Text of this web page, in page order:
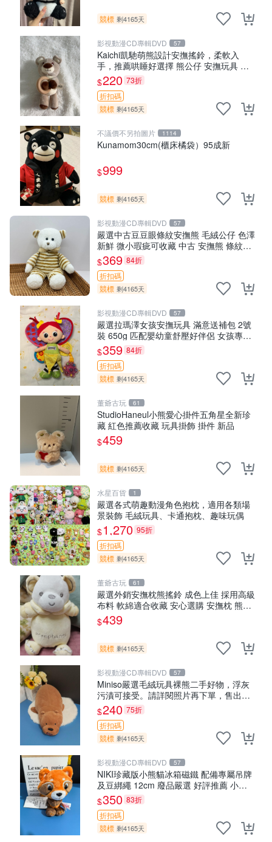
競標 剩4165天
影視動漫CD專輯DVD 57
Kaichi凱馳萌熊設計安撫搖鈴，柔軟入
手，推薦哄睡好選擇 熊公仔 安撫玩具 喂
食環
$220 73折
折扣碼
競標 剩4165天
不議價不另拍圖片 1114
Kunamom30cm(櫃床橘袋）95成新
$999
競標 剩4165天
影視動漫CD專輯DVD 57
嚴選中古豆豆眼條紋安撫熊 毛絨公仔 色澤
新鮮 微小瑕疵可收藏 中古 安撫熊 條紋公
仔
$369 84折
折扣碼
競標 剩4165天
影視動漫CD專輯DVD 57
嚴選拉瑪澤女孩安撫玩具 滿意送補包 2號
裝 650g 匹配嬰幼童舒壓好伴侶 女孩專用
安心選擇 安撫玩偶 衝包 玩具
$359 84折
折扣碼
競標 剩4165天
董爺古玩 61
StudioHaneul小熊愛心掛件五角星全新珍
藏 紅色推薦收藏 玩具掛飾 掛件 新品
$459
競標 剩4165天
水星百貨 1
嚴選各式萌趣動漫角色抱枕，適用各類場
景裝飾 毛絨玩具、卡通抱枕、趣味玩偶
$1,270 95折
折扣碼
競標 剩4165天
董爺古玩 61
嚴選外銷安撫枕熊搖鈴 成色上佳 採用高級
布料 軟綿適合收藏 安心選購 安撫枕 熊玩
具 搖鈴
$439
競標 剩4165天
影視動漫CD專輯DVD 57
Miniso嚴選毛絨玩具裸熊二手好物，浮灰
污漬可接受。請詳閱照片再下單，售出不
退不換。全新品相收藏推薦。 裸熊 毛絨玩
具 收藏
$240 75折
折扣碼
競標 剩4165天
影視動漫CD專輯DVD 57
NIKI珍藏版小熊貓冰箱磁鐵 配備專屬吊牌
及豆綁繩 12cm 廢品嚴選 好評推薦 小熊
貓冰箱貼 磁鐵掛件 冰箱飾品
$350 83折
折扣碼
競標 剩4165天